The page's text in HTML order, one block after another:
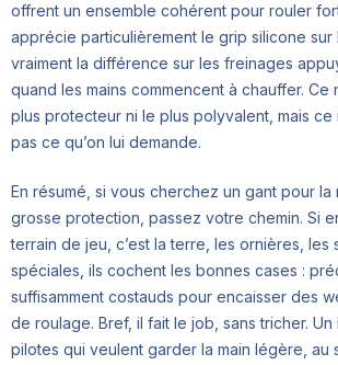
offrent un ensemble cohérent pour rouler
apprécie particulièrement le grip silicone sur
vraiment la différence sur les freinages
quand les mains commencent à chauffer. Ce
plus protecteur ni le plus polyvalent, mais ce
pas ce qu’on lui demande.
En résumé, si vous cherchez un gant pour la
grosse protection, passez votre chemin. Si
terrain de jeu, c’est la terre, les ornières, les
spéciales, ils cochent les bonnes cases :
suffisamment costauds pour encaisser des
de roulage. Bref, il fait le job, sans tricher.
pilotes qui veulent garder la main légère, au